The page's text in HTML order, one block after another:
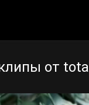
от total